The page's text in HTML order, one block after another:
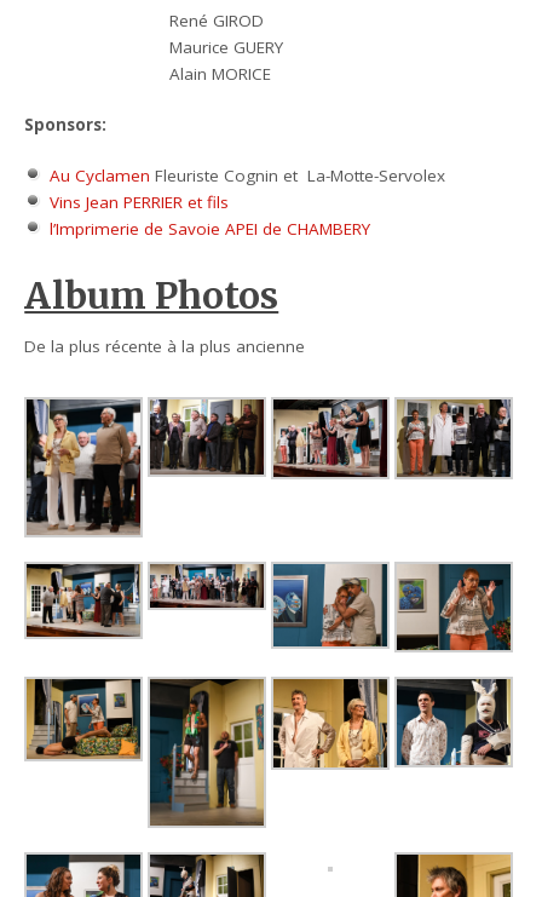
René GIROD
Maurice GUERY
Alain MORICE
Sponsors:
Au Cyclamen Fleuriste Cognin et La-Motte-Servolex
Vins Jean PERRIER et fils
l’Imprimerie de Savoie APEI de CHAMBERY
Album Photos
De la plus récente à la plus ancienne